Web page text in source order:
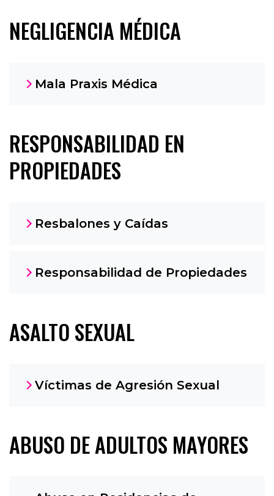
NEGLIGENCIA MÉDICA
Mala Praxis Médica
RESPONSABILIDAD EN
PROPIEDADES
Resbalones y Caídas
Responsabilidad de Propiedades
ASALTO SEXUAL
Víctimas de Agresión Sexual
ABUSO DE ADULTOS MAYORES